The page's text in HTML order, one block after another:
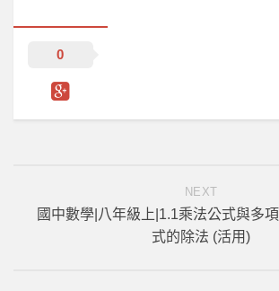
0
NEXT
國中數學|八年級上|1.1乘法公式與多
式的除法 (活用)